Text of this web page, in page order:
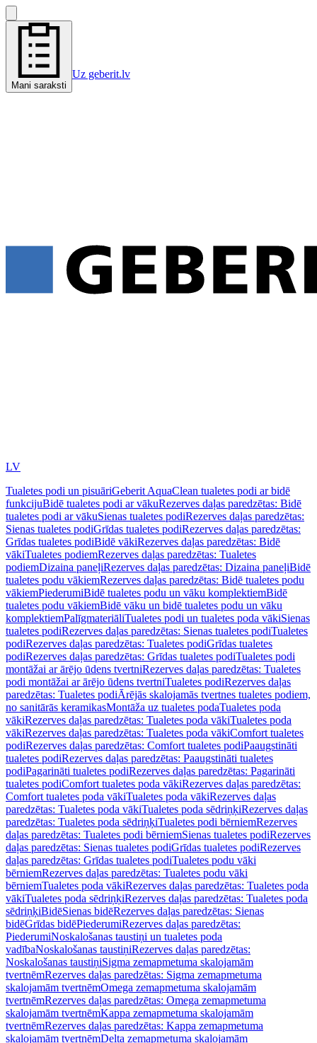
Mani saraksti
Uz geberit.lv
LV
Tualetes podi un pisuāriGeberit AquaClean tualetes podi ar bidē
funkcijuBidē tualetes podi ar vākuRezerves daļas paredzētas: Bidē
tualetes podi ar vākuSienas tualetes podiRezerves daļas paredzētas:
Sienas tualetes podiGrīdas tualetes podiRezerves daļas paredzētas:
Grīdas tualetes podiBidē vākiRezerves daļas paredzētas: Bidē
vākiTualetes podiemRezerves daļas paredzētas: Tualetes
podiemDizaina paneļiRezerves daļas paredzētas: Dizaina paneļiBidē
tualetes podu vākiemRezerves daļas paredzētas: Bidē tualetes podu
vākiemPiederumiBidē tualetes podu un vāku komplektiemBidē
tualetes podu vākiemBidē vāku un bidē tualetes podu un vāku
komplektiemPalīgmateriāliTualetes podi un tualetes poda vākiSienas
tualetes podiRezerves daļas paredzētas: Sienas tualetes podiTualetes
podiRezerves daļas paredzētas: Tualetes podiGrīdas tualetes
podiRezerves daļas paredzētas: Grīdas tualetes podiTualetes podi
montāžai ar ārējo ūdens tvertniRezerves daļas paredzētas: Tualetes
podi montāžai ar ārējo ūdens tvertniTualetes podiRezerves daļas
paredzētas: Tualetes podiĀrējās skalojamās tvertnes tualetes podiem,
no sanitārās keramikasMontāža uz tualetes podaTualetes poda
vākiRezerves daļas paredzētas: Tualetes poda vākiTualetes poda
vākiRezerves daļas paredzētas: Tualetes poda vākiComfort tualetes
podiRezerves daļas paredzētas: Comfort tualetes podiPaaugstināti
tualetes podiRezerves daļas paredzētas: Paaugstināti tualetes
podiPagarināti tualetes podiRezerves daļas paredzētas: Pagarināti
tualetes podiComfort tualetes poda vākiRezerves daļas paredzētas:
Comfort tualetes poda vākiTualetes poda vākiRezerves daļas
paredzētas: Tualetes poda vākiTualetes poda sēdriņķiRezerves daļas
paredzētas: Tualetes poda sēdriņķiTualetes podi bērniemRezerves
daļas paredzētas: Tualetes podi bērniemSienas tualetes podiRezerves
daļas paredzētas: Sienas tualetes podiGrīdas tualetes podiRezerves
daļas paredzētas: Grīdas tualetes podiTualetes podu vāki
bērniemRezerves daļas paredzētas: Tualetes podu vāki
bērniemTualetes poda vākiRezerves daļas paredzētas: Tualetes poda
vākiTualetes poda sēdriņķiRezerves daļas paredzētas: Tualetes poda
sēdriņķiBidēSienas bidēRezerves daļas paredzētas: Sienas
bidēGrīdas bidēPiederumiRezerves daļas paredzētas:
PiederumiNoskalošanas taustiņi un tualetes poda
vadībaNoskalošanas taustiņiRezerves daļas paredzētas:
Noskalošanas taustiņiSigma zemapmetuma skalojamām
tvertnēmRezerves daļas paredzētas: Sigma zemapmetuma
skalojamām tvertnēmOmega zemapmetuma skalojamām
tvertnēmRezerves daļas paredzētas: Omega zemapmetuma
skalojamām tvertnēmKappa zemapmetuma skalojamām
tvertnēmRezerves daļas paredzētas: Kappa zemapmetuma
skalojamām tvertnēmDelta zemapmetuma skalojamām